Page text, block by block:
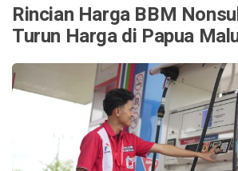
Rincian Harga BBM
Turun Harga di Papua